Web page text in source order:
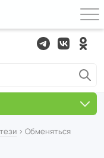
› Обменяться